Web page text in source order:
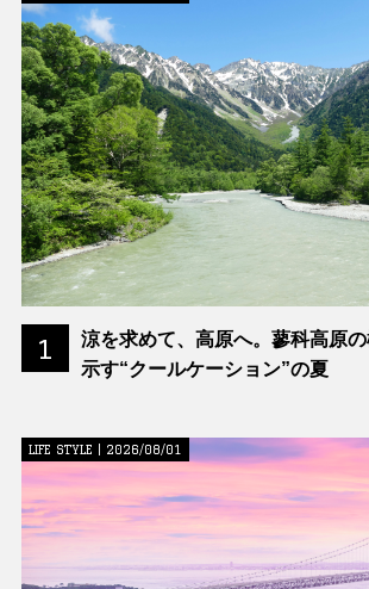
1
涼を求めて、高原へ。蓼科高原
示す“クールケーション”の夏
LIFE STYLE | 2026/08/01